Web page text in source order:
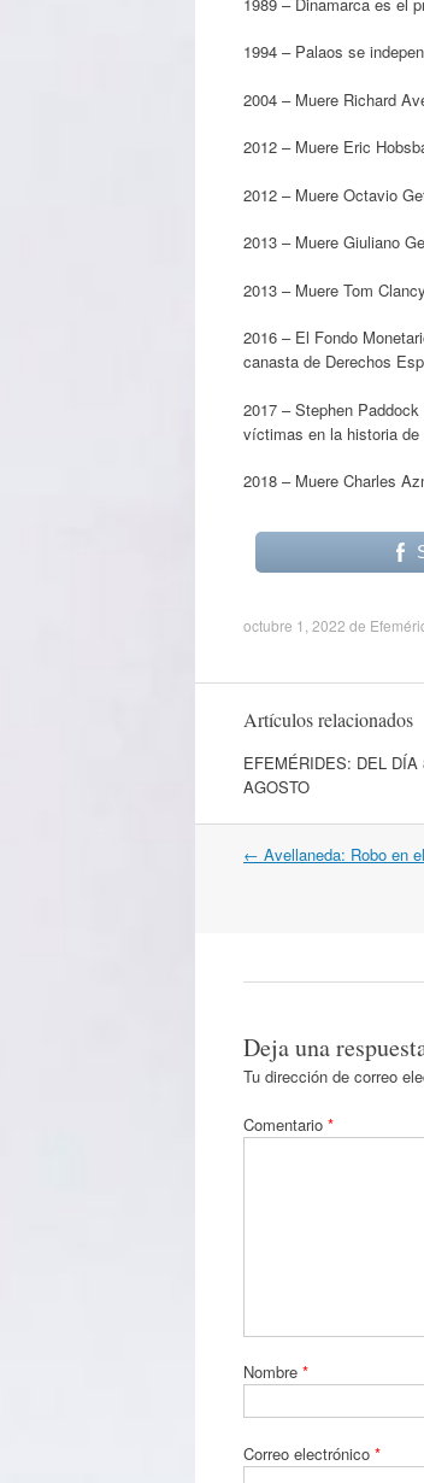
1994 – Palaos se
2004 – Muere Richard
2012 – Muere Eric
2012 – Muere Octavio
2013 – Muere Giuliano
2013 – Muere Tom
2016 – El Fondo
canasta de Derechos
2017 – Stephen
víctimas en la historia
2018 – Muere Charles
octubre 1, 2022 de
Artículos relacionados
EFEMÉRIDES: DEL DÍA
AGOSTO
Navegación
← Avellaneda: Robo en
Deja una
Tu dirección de correo
Comentario *
Nombre *
Correo electrónico *